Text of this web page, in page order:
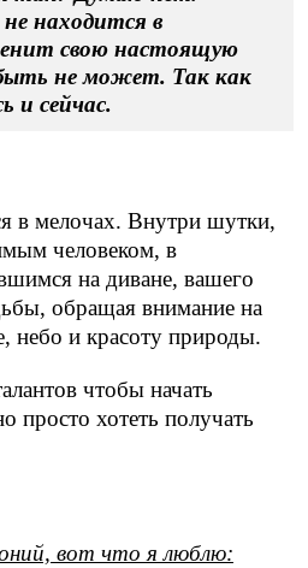
находится в
свою настоящую
не может. Так как
и сейчас.
в мелочах. Внутри шутки,
человеком, в
на диване, вашего
обращая внимание на
небо и красоту природы.
чтобы начать
просто хотеть получать
вот что я люблю: